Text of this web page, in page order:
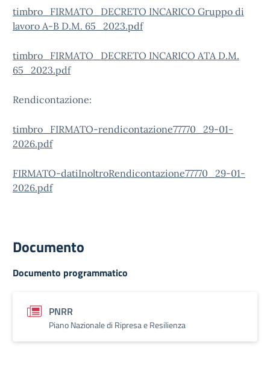
timbro_FIRMATO_DECRETO INCARICO Gruppo di
lavoro A-B D.M. 65_2023.pdf
timbro_FIRMATO_DECRETO INCARICO ATA D.M.
65_2023.pdf
Rendicontazione:
timbro_FIRMATO-rendicontazione77770_29-01-
2026.pdf
FIRMATO-datiInoltroRendicontazione77770_29-01-
2026.pdf
Documento
Documento programmatico
PNRR
Piano Nazionale di Ripresa e Resilienza